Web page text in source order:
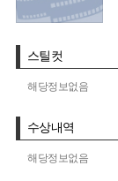
스틸컷
해당정보없음
수상내역
해당정보없음